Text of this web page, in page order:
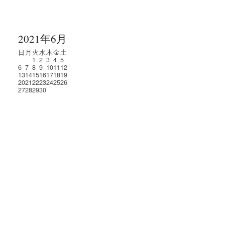
2021年6月
日 月 火水木金土
1 2 3 4 5
6 7 8 9 101112
13141516171819
20212223242526
27282930